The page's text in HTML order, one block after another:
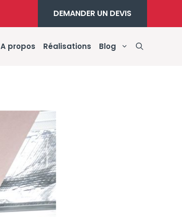
DEMANDER UN DEVIS
A propos Réalisations Blog